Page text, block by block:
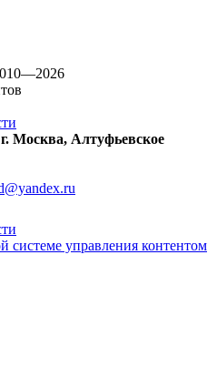
г. Москва, Алтуфьевское